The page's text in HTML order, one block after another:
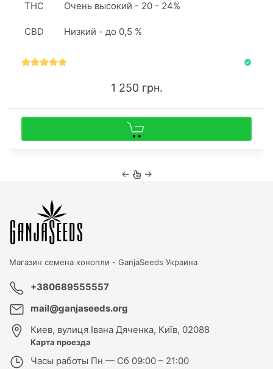
THC Очень высокий - 20 - 24%
CBD Низкий - до 0,5 %
1 250 грн.
← →
Магазин семена конопли - GanjaSeeds Украина
+380689555557
mail@ganjaseeds.org
Киев, вулиця Івана Дяченка, Київ, 02088
Карта проезда
Часы работы Пн — Сб 09:00 – 21:00